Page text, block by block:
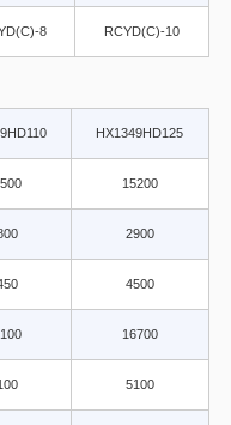
8 RCYD(C)-10
HX1349HD125
15200
2900
4500
16700
5100